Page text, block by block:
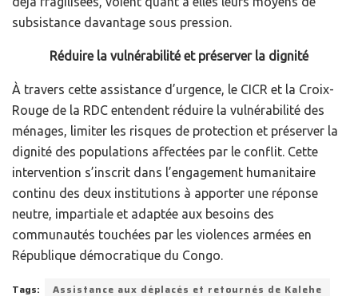
subsistance davantage sous pression.
Réduire la vulnérabilité et préserver la dignité
À travers cette assistance d’urgence, le CICR et la Croix-
Rouge de la RDC entendent réduire la vulnérabilité des
ménages, limiter les risques de protection et préserver la
dignité des populations affectées par le conflit. Cette
intervention s’inscrit dans l’engagement humanitaire
continu des deux institutions à apporter une réponse
neutre, impartiale et adaptée aux besoins des
communautés touchées par les violences armées en
République démocratique du Congo.
Tags:
Assistance aux déplacés et retournés de Kalehe